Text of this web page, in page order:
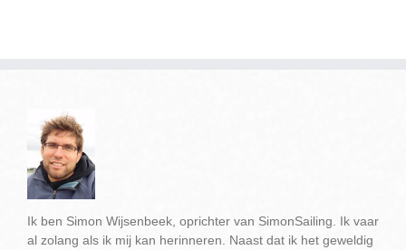
Ik ben Simon Wijsenbeek, oprichter van SimonSailing. Ik vaar
al zolang als ik mij kan herinneren. Naast dat ik het geweldig